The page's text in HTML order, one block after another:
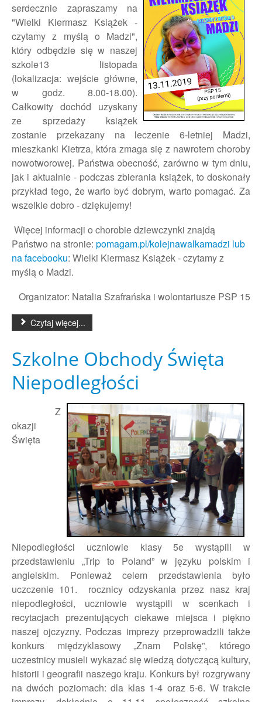
serdecznie zapraszamy na
"Wielki Kiermasz Książek -
czytamy z myślą o Madzi",
który odbędzie się w naszej
szkole13 listopada
(lokalizacja: wejście główne,
w godz. 8.00-18.00).
Całkowity dochód uzyskany
ze sprzedaży książek
zostanie przekazany na leczenie 6-letniej Madzi,
mieszkanki Kietrza, która zmaga się z nawrotem choroby
nowotworowej. Państwa obecność, zarówno w tym dniu,
jak i aktualnie - podczas zbierania książek, to doskonały
przykład tego, że warto być dobrym, warto pomagać. Za
wszelkie dobro - dziękujemy!
Więcej informacji o chorobie dziewczynki znajdą
Państwo na stronie: pomagam.pl/kolejnawalkamadzi lub
na facebooku: Wielki Kiermasz Książek - czytamy z
myślą o Madzi.
Organizator: Natalia Szafrańska i wolontariusze PSP 15
Czytaj więcej...
Szkolne Obchody Święta
Niepodległości
Z
okazji
Święta
Niepodległości uczniowie klasy 5e wystąpili w
przedstawieniu „Trip to Poland” w języku polskim i
angielskim. Ponieważ celem przedstawienia było
uczczenie 101. rocznicy odzyskania przez nasz kraj
niepodległości, uczniowie wystąpili w scenkach i
recytacjach prezentujących ciekawe miejsca i piękno
naszej ojczyzny. Podczas imprezy przeprowadzili także
konkurs międzyklasowy „Znam Polskę”, którego
uczestnicy musieli wykazać się wiedzą dotyczącą kultury,
historii i geografii naszego kraju. Konkurs był rozgrywany
na dwóch poziomach: dla klas 1-4 oraz 5-6. W trakcie